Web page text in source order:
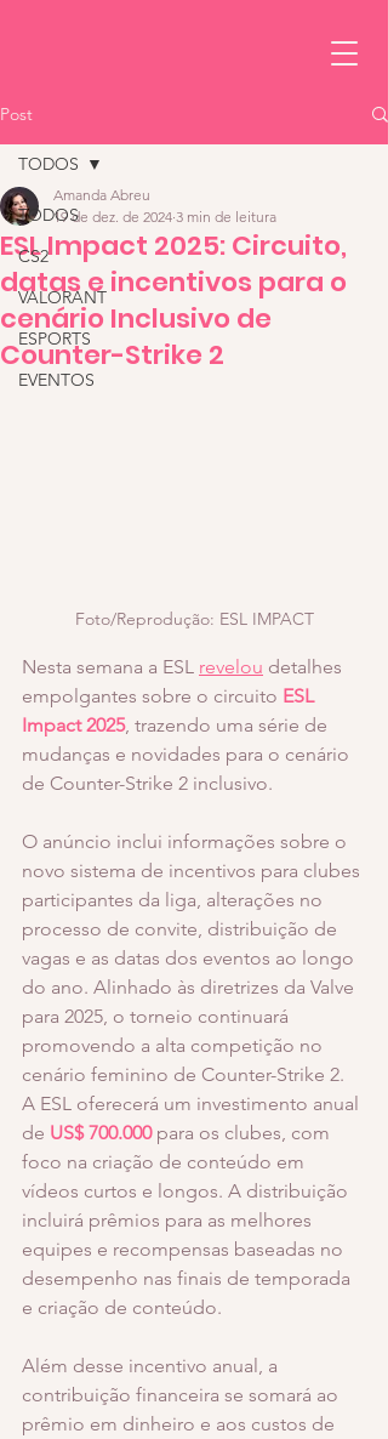
Post
TODOS
CS2
VALORANT
ESPORTS
EVENTOS
TODOS
ESL Impact 2025: Circuito,
datas e incentivos para o
cenário Inclusivo de
Counter-Strike 2
Amanda Abreu
19 de dez. de 2024 3 min de leitura
Foto/Reprodução: ESL IMPACT
Nesta semana a ESL revelou detalhes
empolgantes sobre o circuito ESL
Impact 2025, trazendo uma série de
mudanças e novidades para o cenário
de Counter-Strike 2 inclusivo.
O anúncio inclui informações sobre o
novo sistema de incentivos para clubes
participantes da liga, alterações no
processo de convite, distribuição de
vagas e as datas dos eventos ao longo
do ano. Alinhado às diretrizes da Valve
para 2025, o torneio continuará
promovendo a alta competição no
cenário feminino de Counter-Strike 2.
A ESL oferecerá um investimento anual
de US$ 700.000 para os clubes, com
foco na criação de conteúdo em
vídeos curtos e longos. A distribuição
incluirá prêmios para as melhores
equipes e recompensas baseadas no
desempenho nas finais de temporada
e criação de conteúdo.
Além desse incentivo anual, a
contribuição financeira se somará ao
prêmio em dinheiro e aos custos de